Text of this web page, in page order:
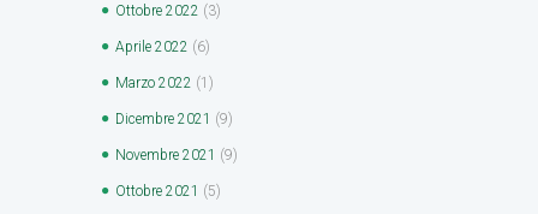
Ottobre 2022 (3)
Aprile 2022 (6)
Marzo 2022 (1)
Dicembre 2021 (9)
Novembre 2021 (9)
Ottobre 2021 (5)